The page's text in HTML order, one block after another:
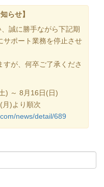
らせ】
誠に勝手ながら下記期
サポート業務を停止させ
が、何卒ご了承くださ
) ～ 8月16日(日)
)より順次
news/detail/689